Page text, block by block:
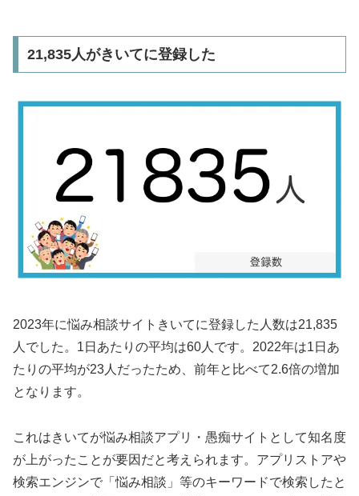
21,835人がきいてに登録した
2023年に悩み相談サイトきいてに登録した人数は21,835
人でした。1日あたりの平均は60人です。2022年は1日あ
たりの平均が23人だったため、前年と比べて2.6倍の増加
となります。
これはきいてが悩み相談アプリ・愚痴サイトとして知名度
が上がったことが要因だと考えられます。アプリストアや
検索エンジンで「悩み相談」等のキーワードで検索したと